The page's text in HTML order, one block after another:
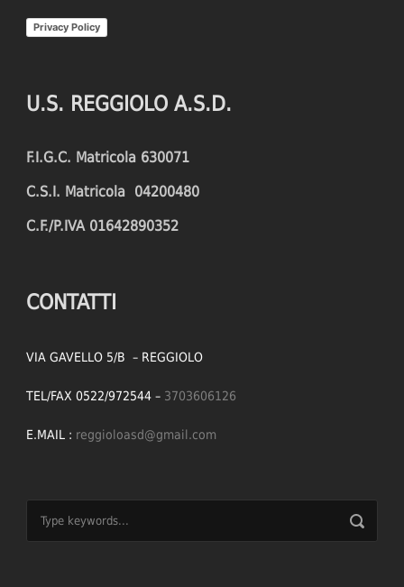
Privacy Policy
U.S. REGGIOLO A.S.D.
F.I.G.C. Matricola 630071
C.S.I. Matricola 04200480
C.F./P.IVA 01642890352
CONTATTI
VIA GAVELLO 5/B – REGGIOLO
TEL/FAX 0522/972544 – 3703606126
E.MAIL : reggioloasd@gmail.com